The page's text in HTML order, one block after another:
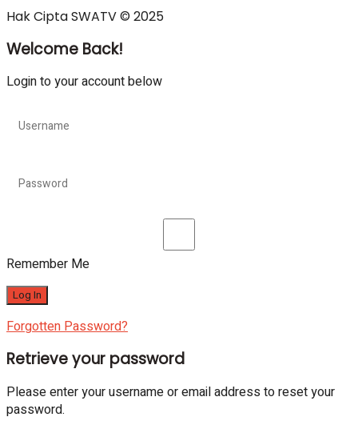
Hak Cipta SWATV © 2025
Welcome Back!
Login to your account below
Remember Me
Forgotten Password?
Retrieve your password
Please enter your username or email address to reset your
password.